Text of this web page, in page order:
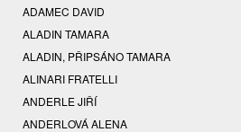
ADAMEC DAVID
ALADIN TAMARA
ALADIN, PŘIPSÁNO TAMARA
ALINARI FRATELLI
ANDERLE JIŘÍ
ANDERLOVÁ ALENA